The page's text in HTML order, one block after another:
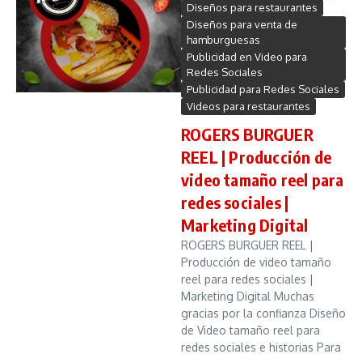
Diseños para restaurantes
Diseños para venta de
hamburguesas
Publicidad en Video para
Redes Sociales
Publicidad para Redes Sociales
Videos para restaurantes
ROGERS BURGUER
REEL | Producción de
video tamaño reel para
redes sociales |
Marketing Digital
ROGERS BURGUER REEL |
Producción de video tamaño
reel para redes sociales |
Marketing Digital Muchas
gracias por la confianza Diseño
de Video tamaño reel para
redes sociales e historias Para